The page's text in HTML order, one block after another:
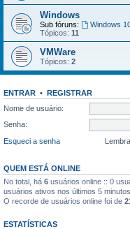
Windows
Sub fóruns: Windows
Tópicos: 11
VMWare
Tópicos: 2
ENTRAR • REGISTRAR
Nome de usuário:
Senha:
Esqueci a senha
QUEM ESTÁ ONLINE
No total, há 6 usuários online :: 0
usuários ativos nos últimos 5
O recorde de usuários online foi de
ESTATÍSTICAS